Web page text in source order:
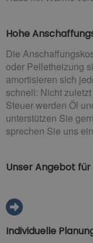
Hohe
Die
oder Pelletheizung
amortisieren sich
schnell: Nicht
Steuer werden Öl
unterstützen Sie
sprechen Sie uns
Unser Angebot für
Individuelle